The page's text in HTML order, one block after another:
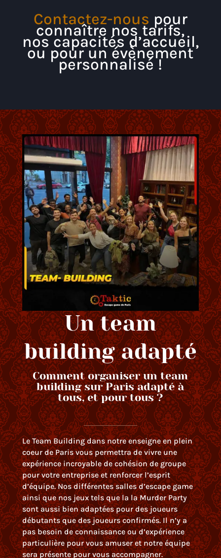
Contactez-nous pour
connaître nos tarifs,
nos capacités d’accueil,
ou pour un évènement
personnalisé !
Un team
building adapté
Comment organiser un team
building sur Paris adapté à
tous, et pour tous ?
Le Team Building dans notre enseigne en plein
coeur de Paris vous permettra de vivre une
expérience incroyable de cohésion de groupe
pour votre entreprise et renforcer l’esprit
d’équipe. Nos différentes salles d’escape game
ainsi que nos jeux tels que la la Murder Party
sont aussi bien adaptées pour des joueurs
débutants que des joueurs confirmés. Il n’y a
pas besoin de connaissance ou d’expérience
particulière pour vous amuser et notre équipe
sera présente pour vous accompagner.